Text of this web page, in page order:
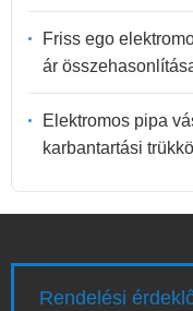
Friss ego
ár
Elektromos pipa
karbantartási
Rendelési